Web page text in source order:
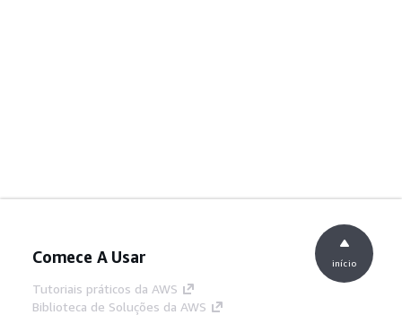
Comece A Usar
Tutoriais práticos da AWS
Biblioteca de Soluções da AWS
início